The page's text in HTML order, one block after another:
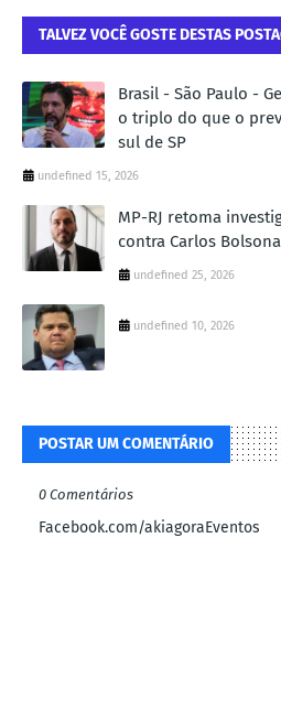
TALVEZ VOCÊ GOSTE DESTAS
Brasil - São Paulo -
o triplo do que o
sul de SP
undefined 15, 2026
MP-RJ retoma
contra Carlos
undefined 25, 2026
undefined 10, 2026
POSTAR UM COMENTÁRIO
0 Comentários
Facebook.com/akiagoraEventos